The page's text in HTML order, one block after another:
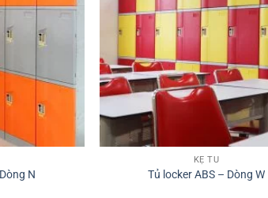
N
KỆ TỦ
Tủ locker ABS – Dòng W